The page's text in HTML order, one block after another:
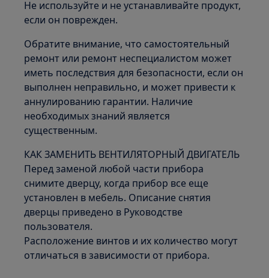
Не используйте и не устанавливайте продукт,
если он поврежден.
Обратите внимание, что самостоятельный
ремонт или ремонт неспециалистом может
иметь последствия для безопасности, если он
выполнен неправильно, и может привести к
аннулированию гарантии. Наличие
необходимых знаний является
существенным.
КАК ЗАМЕНИТЬ ВЕНТИЛЯТОРНЫЙ ДВИГАТЕЛЬ
Перед заменой любой части прибора
снимите дверцу, когда прибор все еще
установлен в мебель. Описание снятия
дверцы приведено в Руководстве
пользователя.
Расположение винтов и их количество могут
отличаться в зависимости от прибора.